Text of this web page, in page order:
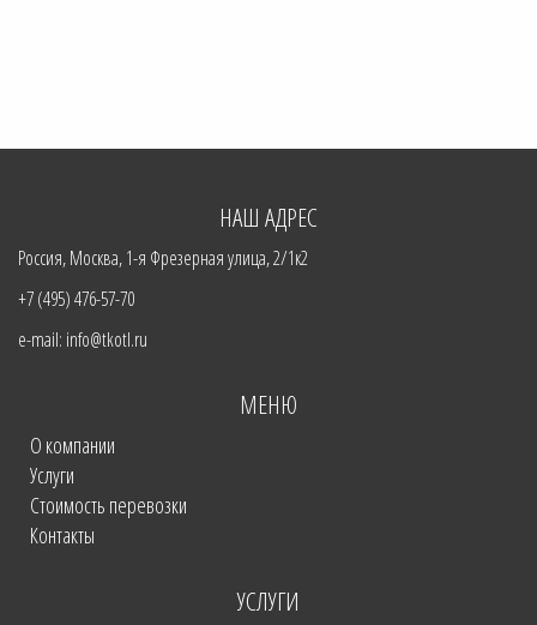
НАШ АДРЕС
Россия, Москва, 1-я Фрезерная улица, 2/1к2
+7 (495) 476-57-70
e-mail: info@tkotl.ru
МЕНЮ
О компании
Услуги
Стоимость перевозки
Контакты
УСЛУГИ